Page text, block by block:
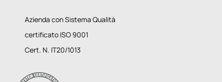
Azienda con Sistema Qualità
certificato ISO 9001
Cert. N. IT20/1013